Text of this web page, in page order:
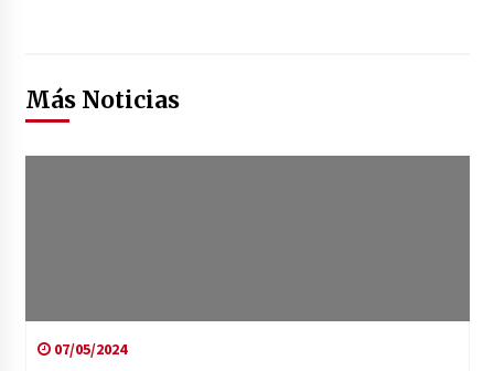
Más Noticias
07/05/2024